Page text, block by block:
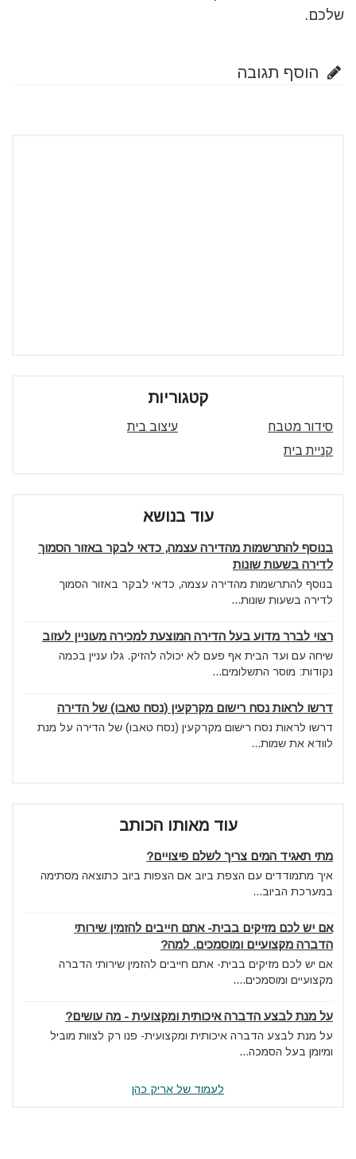
שלכם.
הוסף תגובה
קטגוריות
סידור מטבח
עיצוב בית
קניית בית
עוד בנושא
בנוסף להתרשמות מהדירה עצמה, כדאי לבקר באזור הסמוך
לדירה בשעות שונות
בנוסף להתרשמות מהדירה עצמה, כדאי לבקר באזור הסמוך
לדירה בשעות שונות...
רצוי לברר מדוע בעל הדירה המוצעת למכירה מעוניין לעזוב
שיחה עם ועד הבית אף פעם לא יכולה להזיק. גלו עניין בכמה
נקודות: מוסר התשלומים...
דרשו לראות נסח רישום מקרקעין (נסח טאבו) של הדירה
דרשו לראות נסח רישום מקרקעין (נסח טאבו) של הדירה על מנת
לוודא את שמות...
עוד מאותו הכותב
מתי תאגיד המים צריך לשלם פיצויים?
איך מתמודדים עם הצפת ביוב אם הצפות ביוב כתוצאה מסתימה
במערכת הביוב...
אם יש לכם מזיקים בבית- אתם חייבים להזמין שירותי
הדברה מקצועיים ומוסמכים. למה?
אם יש לכם מזיקים בבית- אתם חייבים להזמין שירותי הדברה
מקצועיים ומוסמכים....
על מנת לבצע הדברה איכותית ומקצועית - מה עושים?
על מנת לבצע הדברה איכותית ומקצועית- פנו רק לצוות מוביל
ומיומן בעל הסמכה...
לעמוד של אריק כהן